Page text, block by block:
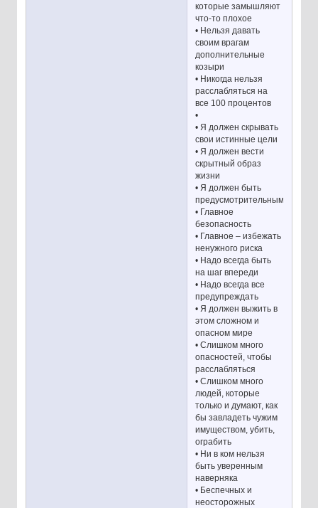
которые замышляют
что-то плохое
• Нельзя давать
своим врагам
дополнительные
козыри
• Никогда нельзя
расслабляться на
все 100 процентов
•
• Я должен скрывать
свои истинные цели
• Я должен вести
скрытный образ
жизни
• Я должен быть
предусмотрительным
• Главное
безопасность
• Главное – избежать
ненужного риска
• Надо всегда быть
на шаг впереди
• Надо всегда все
предупреждать
• Я должен выжить в
этом сложном и
опасном мире
• Слишком много
опасностей, чтобы
расслабляться
• Слишком много
людей, которые
только и думают, как
бы завладеть чужим
имуществом, убить,
ограбить
• Ни в ком нельзя
быть уверенным
наверняка
• Беспечных и
неосторожных